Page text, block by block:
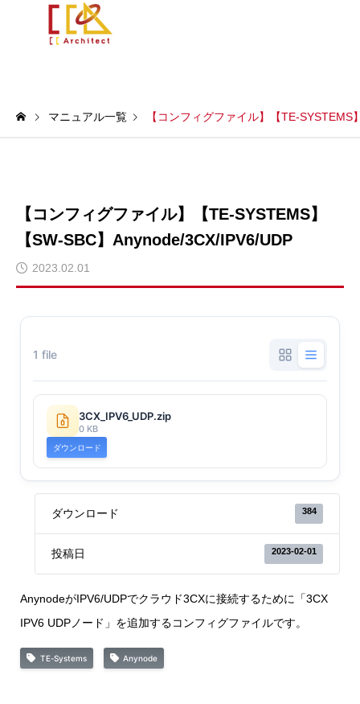
マニュアル一覧 【コンフィグファイル】【TE-
【コンフィグファイル】【TE-SYSTEMS】
【SW-SBC】Anynode/3CX/IPV6/UDP
2023.02.01
1 file
3CX_IPV6_UDP.zip
0 KB
ダウンロード
ダウンロード 384
投稿日 2023-02-01
AnynodeがIPV6/UDPでクラウド3CXに接続するために「3CX
IPV6 UDPノード」を追加するコンフィグファイルです。
TE-Systems Anynode